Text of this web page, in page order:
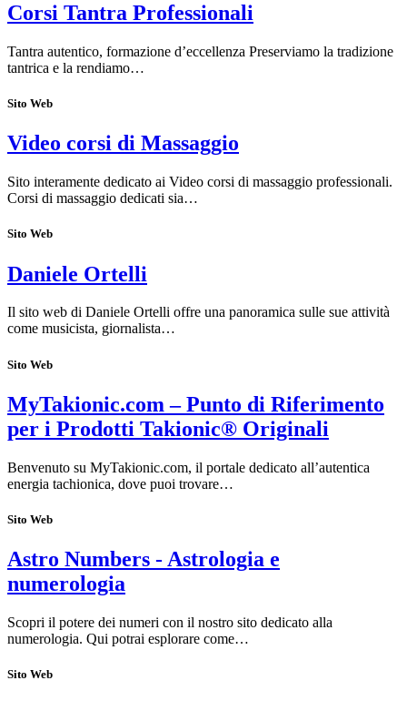
Corsi Tantra Professionali
Tantra autentico, formazione d’eccellenza Preserviamo la tradizione
tantrica e la rendiamo…
Sito Web
Video corsi di Massaggio
Sito interamente dedicato ai Video corsi di massaggio professionali.
Corsi di massaggio dedicati sia…
Sito Web
Daniele Ortelli
Il sito web di Daniele Ortelli offre una panoramica sulle sue attività
come musicista, giornalista…
Sito Web
MyTakionic.com – Punto di Riferimento
per i Prodotti Takionic® Originali
Benvenuto su MyTakionic.com, il portale dedicato all’autentica
energia tachionica, dove puoi trovare…
Sito Web
Astro Numbers - Astrologia e
numerologia
Scopri il potere dei numeri con il nostro sito dedicato alla
numerologia. Qui potrai esplorare come…
Sito Web